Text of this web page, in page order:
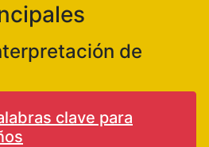
de
clave para